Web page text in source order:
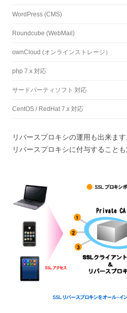
WordPress (CMS)
Roundcube (WebMail)
ownCloud (オンラインストレージ）
php 7.x 対応
サードパーティソフト 対応
CentOS / RedHat 7.x 対応
リバースプロキシの運用も出来ま
リバースプロキシに付与することも